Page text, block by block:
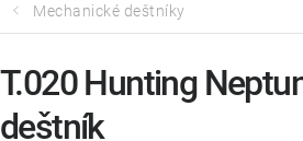
Lavice a houpačky
Mechanické deštníky
T.020 Hunting
deštník